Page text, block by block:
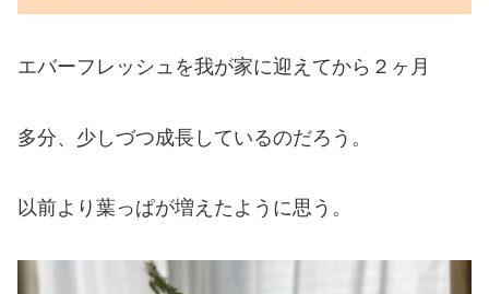
エバーフレッシュを我が家に迎えてから２ヶ月
多分、少しづつ成長しているのだろう。
以前より葉っぱが増えたように思う。